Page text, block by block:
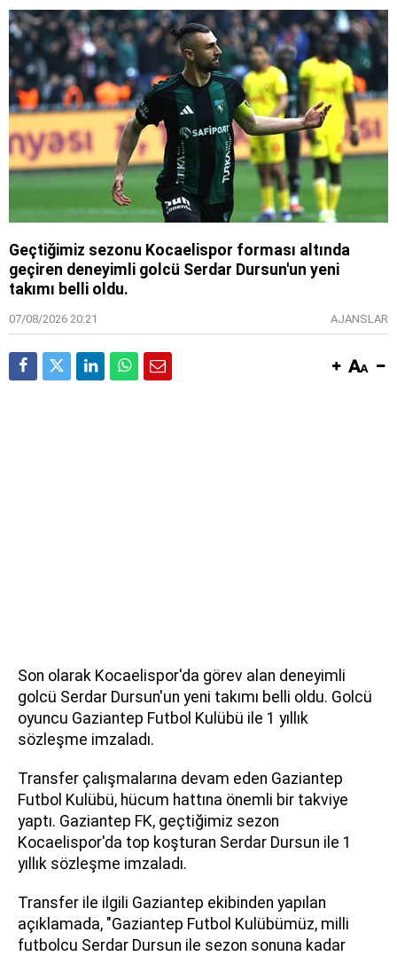
Geçtiğimiz sezonu Kocaelispor forması altında
geçiren deneyimli golcü Serdar Dursun'un yeni
takımı belli oldu.
07/08/2026 20:21 AJANSLAR
Son olarak Kocaelispor'da görev alan deneyimli
golcü Serdar Dursun'un yeni takımı belli oldu. Golcü
oyuncu Gaziantep Futbol Kulübü ile 1 yıllık
sözleşme imzaladı.
Transfer çalışmalarına devam eden Gaziantep
Futbol Kulübü, hücum hattına önemli bir takviye
yaptı. Gaziantep FK, geçtiğimiz sezon
Kocaelispor'da top koşturan Serdar Dursun ile 1
yıllık sözleşme imzaladı.
Transfer ile ilgili Gaziantep ekibinden yapılan
açıklamada, "Gaziantep Futbol Kulübümüz, milli
futbolcu Serdar Dursun ile sezon sonuna kadar